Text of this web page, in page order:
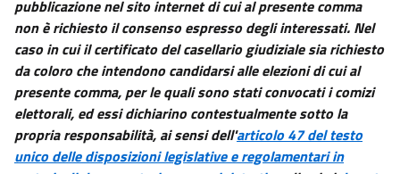
pubblicazione nel sito internet di cui al presente comma
non è richiesto il consenso espresso degli interessati. Nel
caso in cui il certificato del casellario giudiziale sia richiesto
da coloro che intendono candidarsi alle elezioni di cui al
presente comma, per le quali sono stati convocati i comizi
elettorali, ed essi dichiarino contestualmente sotto la
propria responsabilità, ai sensi dell'articolo 47 del testo
unico delle disposizioni legislative e regolamentari in